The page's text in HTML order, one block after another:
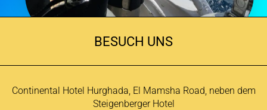
BESUCH UNS
Continental Hotel Hurghada, El Mamsha Road, neben dem
Steigenberger Hotel